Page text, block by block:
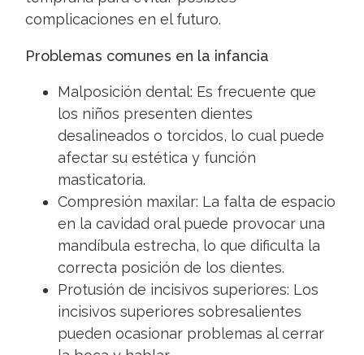
complicaciones en el futuro.
Problemas comunes en la infancia
Malposición dental: Es frecuente que
los niños presenten dientes
desalineados o torcidos, lo cual puede
afectar su estética y función
masticatoria.
Compresión maxilar: La falta de espacio
en la cavidad oral puede provocar una
mandíbula estrecha, lo que dificulta la
correcta posición de los dientes.
Protusión de incisivos superiores: Los
incisivos superiores sobresalientes
pueden ocasionar problemas al cerrar